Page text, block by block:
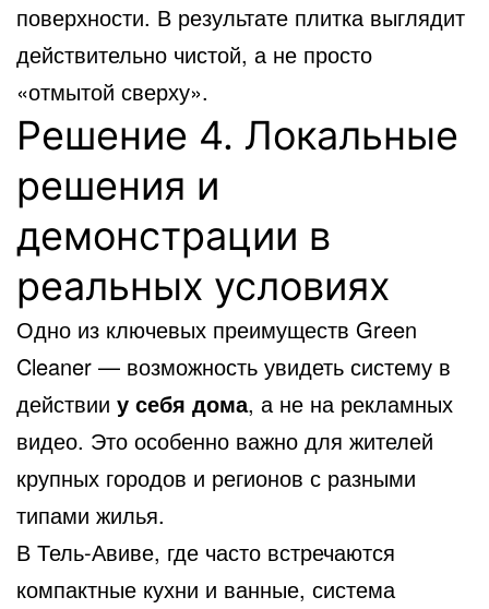
поверхности. В результате плитка выглядит
действительно чистой, а не просто
«отмытой сверху».
Решение 4. Локальные
решения и
демонстрации в
реальных условиях
Одно из ключевых преимуществ Green
Cleaner — возможность увидеть систему в
действии у себя дома, а не на рекламных
видео. Это особенно важно для жителей
крупных городов и регионов с разными
типами жилья.
В Тель-Авиве, где часто встречаются
компактные кухни и ванные, система